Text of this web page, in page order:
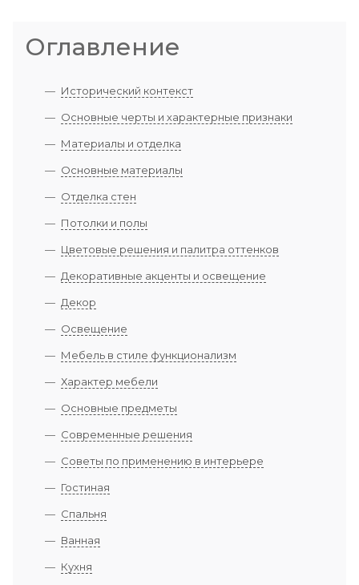
Оглавление
Исторический контекст
Основные черты и характерные признаки
Материалы и отделка
Основные материалы
Отделка стен
Потолки и полы
Цветовые решения и палитра оттенков
Декоративные акценты и освещение
Декор
Освещение
Мебель в стиле функционализм
Характер мебели
Основные предметы
Современные решения
Советы по применению в интерьере
Гостиная
Спальня
Ванная
Кухня